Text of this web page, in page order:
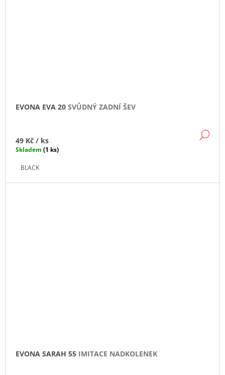
EVONA EVA 20 SVŮDNÝ ZADNÍ ŠEV
49 Kč / ks
Skladem (1 ks)
BLACK
EVONA SARAH 55 IMITACE NADKOLENEK